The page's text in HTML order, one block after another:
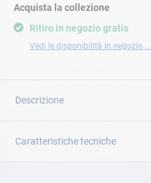
Ritiro in negozio gratis
Vedi le disponibilità in negozio ...
Acquista la collezione
Descrizione
Caratteristiche tecniche